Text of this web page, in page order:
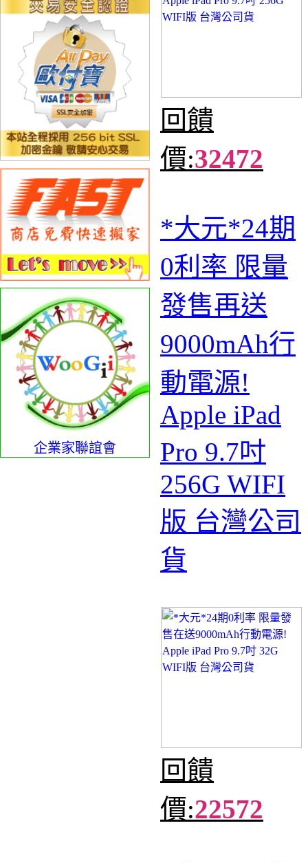
企業家聯誼會
回饋
價:32472
*大元*24期
0利率 限量
發售再送
9000mAh行
動電源!
Apple iPad
Pro 9.7吋
256G WIFI
版 台灣公司
貨
回饋
價:22572